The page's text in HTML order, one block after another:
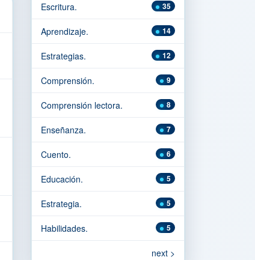
35
Escritura.
14
Aprendizaje.
12
Estrategias.
9
Comprensión.
8
Comprensión lectora.
7
Enseñanza.
6
Cuento.
5
Educación.
5
Estrategia.
5
Habilidades.
next >